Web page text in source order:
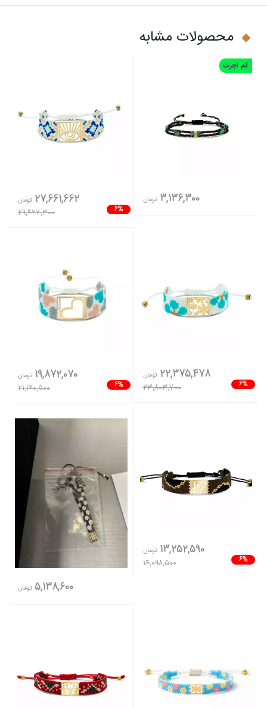
محصولات مشابه
کم اجرت
3,136,300 تومان
6%
27,661,662 تومان
29,427,300
6%
22,375,478 تومان
23,803,700
6%
19,872,070 تومان
21,140,500
6%
13,252,590 تومان
14,098,500
5,138,600 تومان